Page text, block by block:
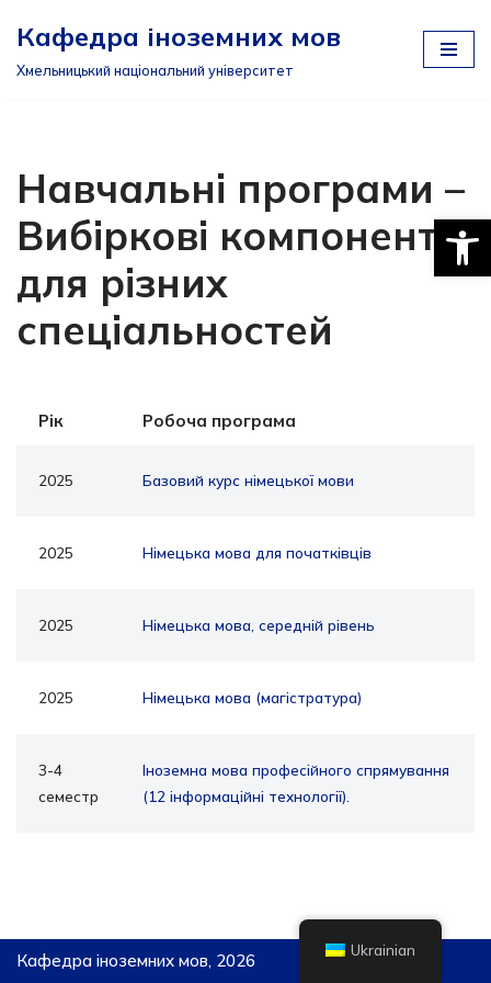
Перейти
Кафедра іноземних мов
Хмельницький національний університет
Навчальні програми –
Вибіркові компоненти
для різних
спеціальностей
Рік Робоча програма
2025 Базовий курс німецької мови
2025 Німецька мова для початківців
2025 Німецька мова, середній рівень
2025 Німецька мова (магістратура)
3-4
семестр
Іноземна мова професійного спрямування
(12 інформаційні технології).
Кафедра іноземних мов, 2026
Ukrainian